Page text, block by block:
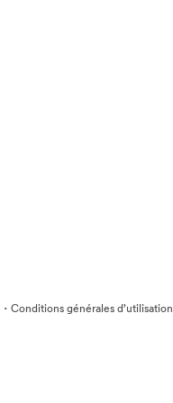
· Conditions générales d’utilisation